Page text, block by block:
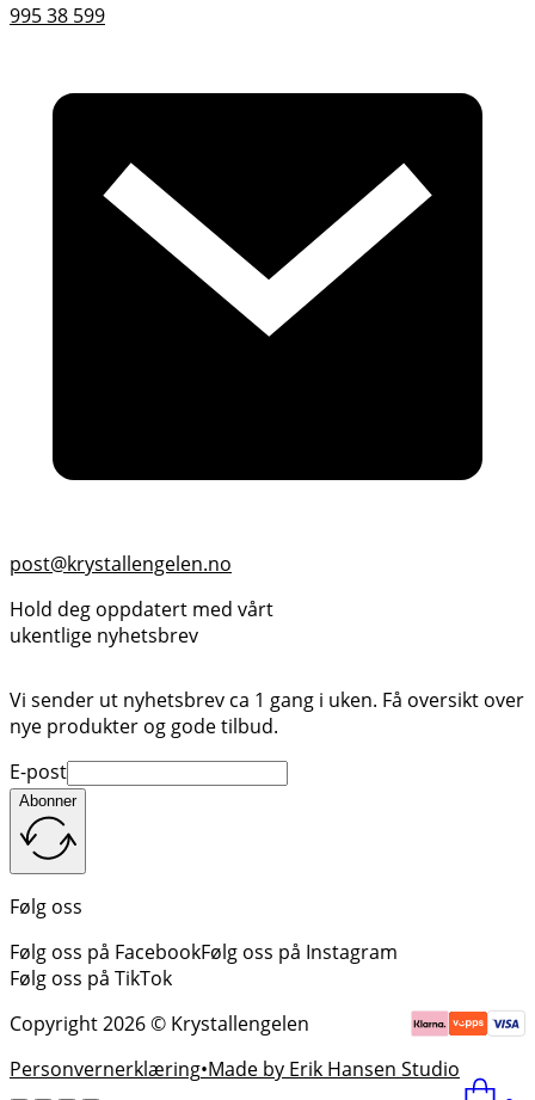
995 38 599
post@krystallengelen.no
Hold deg oppdatert med vårt
ukentlige nyhetsbrev
Vi sender ut nyhetsbrev ca 1 gang i uken. Få oversikt over
nye produkter og gode tilbud.
E-post
Abonner
Følg oss
Følg oss på FacebookFølg oss på Instagram
Følg oss på TikTok
Copyright 2026 © Krystallengelen
Personvernerklæring Made by Erik Hansen Studio